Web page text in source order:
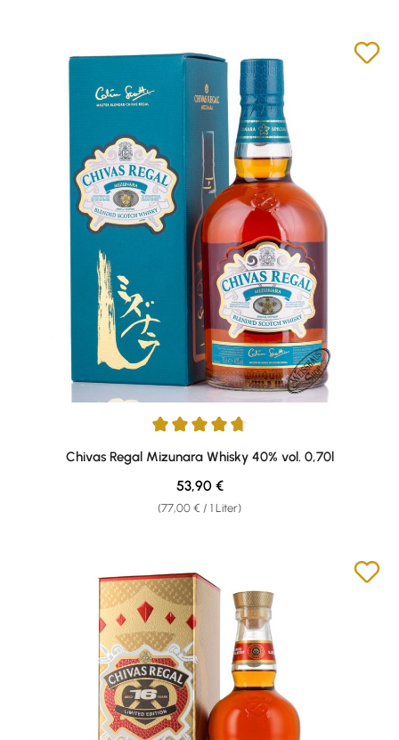
Durchschnittliche Bewertung von 4.63 von 5 Sternen
Chivas Regal Mizunara Whisky 40% vol. 0,70l
(77,00 € / 1 Liter)
Regulärer Preis:
53,90 €